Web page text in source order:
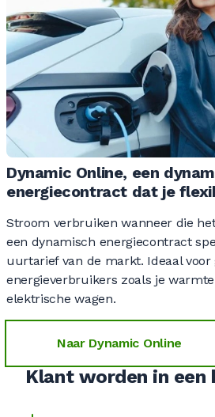
Dynamic Online, een
energiecontract dat je
Stroom verbruiken wanneer die
een dynamisch energiecontract
uurtarief van de markt. Ideaal voor
energieverbruikers zoals je
elektrische wagen.
Naar Dynamic Online
Klant worden in een